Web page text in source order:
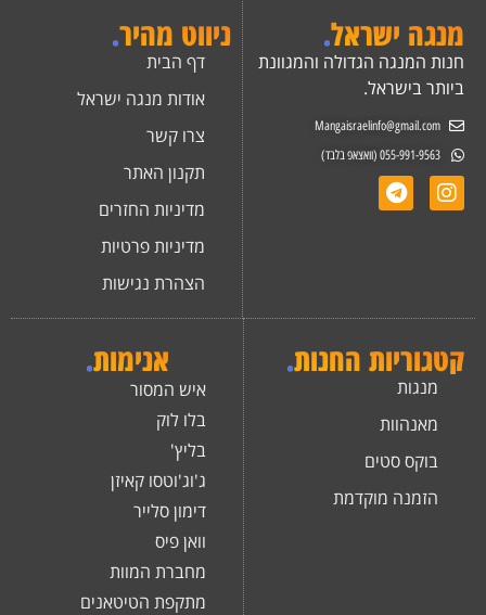
מנגה ישראל.
חנות המנגה הגדולה והמגוונת
ביותר בישראל.
Mangaisraelinfo@gmail.com
055-991-9563 (וואצאפ בלבד)
ניווט מהיר.
דף הבית
אודות מנגה ישראל
צרו קשר
תקנון האתר
מדיניות החזרים
מדיניות פרטיות
הצהרת נגישות
קטגוריות החנות.
מנגות
מאנהוות
בוקס סטים
הזמנה מוקדמת
אנימות.
איש המסור
בלו לוק
בליץ'
ג'וג'וטסו קאיזן
דימון סלייר
וואן פיס
מחברת המוות
מתקפת הטיטאנים